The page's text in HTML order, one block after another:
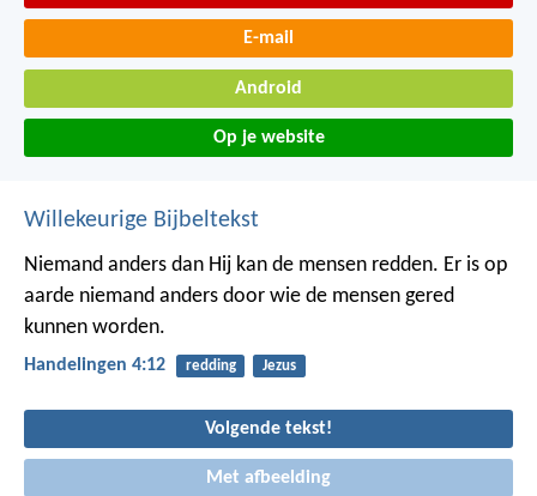
E-mail
Android
Op je website
Willekeurige Bijbeltekst
Niemand anders dan Hij kan de mensen redden. Er is op
aarde niemand anders door wie de mensen gered
kunnen worden.
Handelingen 4:12 redding Jezus
Volgende tekst!
Met afbeelding